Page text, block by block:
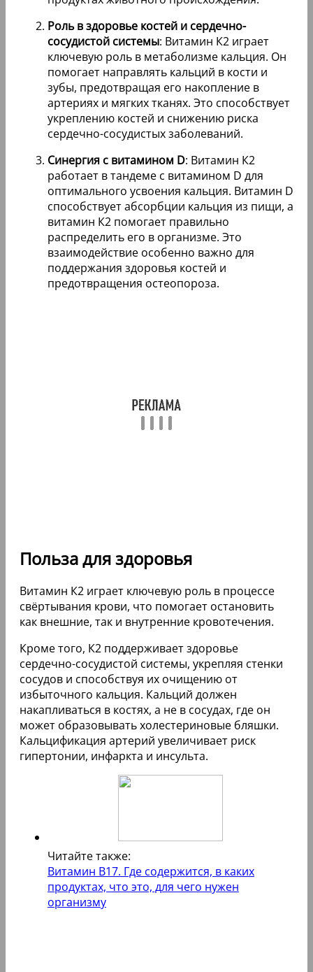
Роль в здоровье костей и сердечно-
сосудистой системы: Витамин К2 играет
ключевую роль в метаболизме кальция. Он
помогает направлять кальций в кости и
зубы, предотвращая его накопление в
артериях и мягких тканях. Это способствует
укреплению костей и снижению риска
сердечно-сосудистых заболеваний.
Синергия с витамином D: Витамин К2
работает в тандеме с витамином D для
оптимального усвоения кальция. Витамин D
способствует абсорбции кальция из пищи, а
витамин К2 помогает правильно
распределить его в организме. Это
взаимодействие особенно важно для
поддержания здоровья костей и
предотвращения остеопороза.
Польза для здоровья
Витамин К2 играет ключевую роль в процессе
свёртывания крови, что помогает остановить
как внешние, так и внутренние кровотечения.
Кроме того, К2 поддерживает здоровье
сердечно-сосудистой системы, укрепляя стенки
сосудов и способствуя их очищению от
избыточного кальция. Кальций должен
накапливаться в костях, а не в сосудах, где он
может образовывать холестериновые бляшки.
Кальцификация артерий увеличивает риск
гипертонии, инфаркта и инсульта.
Читайте также:
Витамин В17. Где содержится, в каких
продуктах, что это, для чего нужен
организму